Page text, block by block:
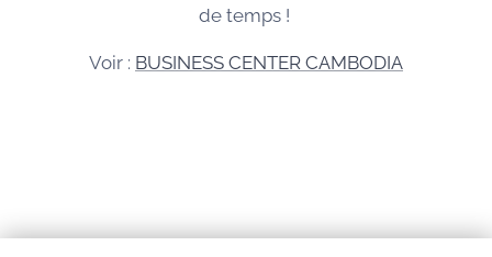
de temps !
Voir : BUSINESS CENTER CAMBODIA